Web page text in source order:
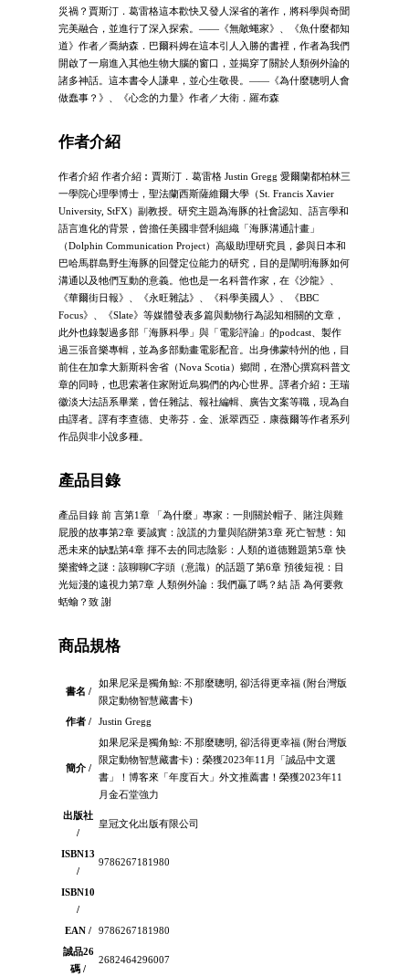
災禍？賈斯汀．葛雷格這本歡快又發人深省的著作，將科學與奇聞
完美融合，並進行了深入探索。——《無敵蠅家》、《魚什麼都知
道》作者／喬納森．巴爾科姆在這本引人入勝的書裡，作者為我們
開啟了一扇進入其他生物大腦的窗口，並揭穿了關於人類例外論的
諸多神話。這本書令人謙卑，並心生敬畏。——《為什麼聰明人會
做蠢事？》、《心念的力量》作者／大衛．羅布森
作者介紹
作者介紹 作者介紹︰賈斯汀．葛雷格 Justin Gregg 愛爾蘭都柏林三
一學院心理學博士，聖法蘭西斯薩維爾大學（St. Francis Xavier
University, StFX）副教授。研究主題為海豚的社會認知、語言學和
語言進化的背景，曾擔任美國非營利組織「海豚溝通計畫」
（Dolphin Communication Project）高級助理研究員，參與日本和
巴哈馬群島野生海豚的回聲定位能力的研究，目的是闡明海豚如何
溝通以及牠們互動的意義。他也是一名科普作家，在《沙龍》、
《華爾街日報》、《永旺雜誌》、《科學美國人》、《BBC
Focus》、《Slate》等媒體發表多篇與動物行為認知相關的文章，
此外也錄製過多部「海豚科學」與「電影評論」的podcast、製作
過三張音樂專輯，並為多部動畫電影配音。出身佛蒙特州的他，目
前住在加拿大新斯科舍省（Nova Scotia）鄉間，在潛心撰寫科普文
章的同時，也思索著住家附近烏鴉們的內心世界。譯者介紹︰王瑞
徽淡大法語系畢業，曾任雜誌、報社編輯、廣告文案等職，現為自
由譯者。譯有李查德、史蒂芬．金、派翠西亞．康薇爾等作者系列
作品與非小說多種。
產品目錄
產品目錄 前 言第1章 「為什麼」專家：一則關於帽子、賭注與雞
屁股的故事第2章 要誠實：說謊的力量與陷阱第3章 死亡智慧：知
悉未來的缺點第4章 揮不去的同志陰影：人類的道德難題第5章 快
樂蜜蜂之謎：該聊聊C字頭（意識）的話題了第6章 預後短視：目
光短淺的遠視力第7章 人類例外論：我們贏了嗎？結 語 為何要救
蛞蝓？致 謝
商品規格
書名 /
如果尼采是獨角鯨: 不那麼聰明, 卻活得更幸福 (附台灣版
限定動物智慧藏書卡)
作者 /
Justin Gregg
簡介 /
如果尼采是獨角鯨: 不那麼聰明, 卻活得更幸福 (附台灣版
限定動物智慧藏書卡)：榮獲2023年11月「誠品中文選
書」！博客來「年度百大」外文推薦書！榮獲2023年11
月金石堂強力
出版社
/
皇冠文化出版有限公司
ISBN13
/
9786267181980
ISBN10
/
EAN /
9786267181980
誠品26
碼 /
2682464296007